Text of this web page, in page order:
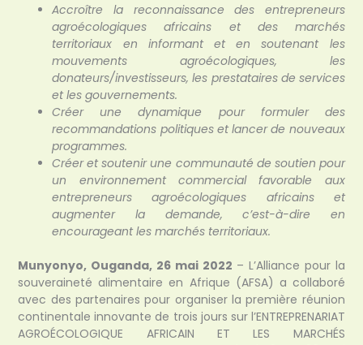
Accroître la reconnaissance des entrepreneurs
agroécologiques africains et des marchés
territoriaux en informant et en soutenant les
mouvements agroécologiques, les
donateurs/investisseurs, les prestataires de services
et les gouvernements.
Créer une dynamique pour formuler des
recommandations politiques et lancer de nouveaux
programmes.
Créer et soutenir une communauté de soutien pour
un environnement commercial favorable aux
entrepreneurs agroécologiques africains et
augmenter la demande, c’est-à-dire en
encourageant les marchés territoriaux.
Munyonyo, Ouganda, 26 mai 2022 – L’Alliance pour la
souveraineté alimentaire en Afrique (AFSA) a collaboré
avec des partenaires pour organiser la première réunion
continentale innovante de trois jours sur l’ENTREPRENARIAT
AGROÉCOLOGIQUE AFRICAIN ET LES MARCHÉS